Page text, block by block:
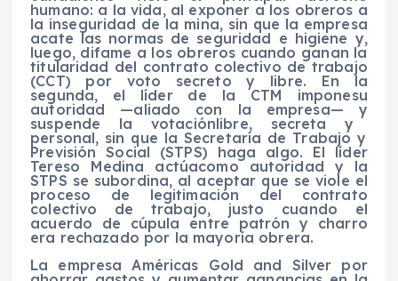
humano: a la vida, al exponer a los obreros a
la inseguridad de la mina, sin que la empresa
acate las normas de seguridad e higiene y,
luego,difame a los obreros cuando ganan la
titularidad del contrato colectivo de trabajo
(CCT) por voto secreto y libre. En la
segunda, el líder de la CTM imponesu
autoridad
—aliado con la empresa— y
suspende la votaciónlibre,secreta y
personal, sin que la Secretaría de Trabajo y
Previsión Social (STPS) haga algo. El líder
Tereso Medina
actúacomo autoridad y la
STPS se subordina, al aceptar que se viole el
proceso de legitimación del contrato
colectivo de trabajo, justo cuando el
acuerdo de cúpula entrepatrón y charro
era rechazado por la mayoría obrera.
La empresaAméricas Gold and Silver por